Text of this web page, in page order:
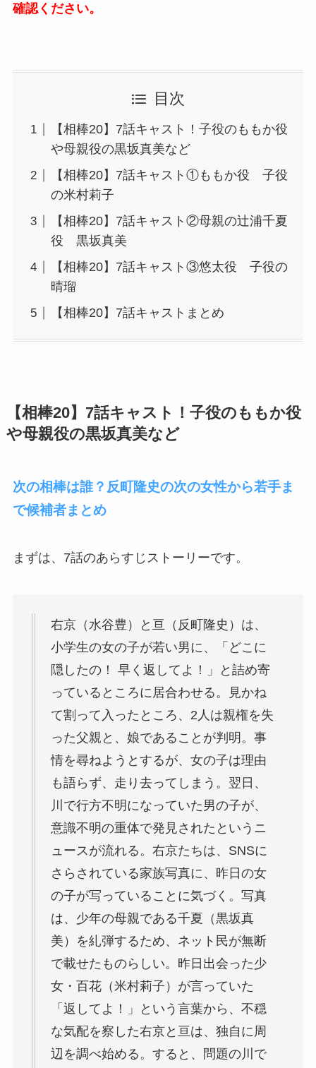
確認ください。
目次
【相棒20】7話キャスト！子役のももか役
や母親役の黒坂真美など
【相棒20】7話キャスト①ももか役 子役
の米村莉子
【相棒20】7話キャスト②母親の辻浦千夏
役 黒坂真美
【相棒20】7話キャスト③悠太役 子役の
晴瑠
【相棒20】7話キャストまとめ
【相棒20】7話キャスト！子役のももか役
や母親役の黒坂真美など
次の相棒は誰？反町隆史の次の女性から若手ま
で候補者まとめ
まずは、7話のあらすじストーリーです。
右京（水谷豊） と 亘（反町隆史） は、
小学生の女の子が若い男に、「どこに
隠したの！ 早く返してよ！」と詰め寄
っているところに居合わせる。見かね
て割って入ったところ、2人は親権を失
った父親と、娘であることが判明。事
情を尋ねようとするが、女の子は理由
も語らず、走り去ってしまう。翌日、
川で行方不明になっていた男の子が、
意識不明の重体で発見されたというニ
ュースが流れる。右京たちは、SNSに
さらされている家族写真に、昨日の女
の子が写っていることに気づく。写真
は、少年の母親である千夏（黒坂真
美）
を糺弾するため、ネット民が無断
で載せたものらしい。昨日出会った少
女・ 百花（米村莉子） が言っていた
「返してよ！」という言葉から、不穏
な気配を察した右京と亘は、独自に周
辺を調べ始める。すると、問題の川で